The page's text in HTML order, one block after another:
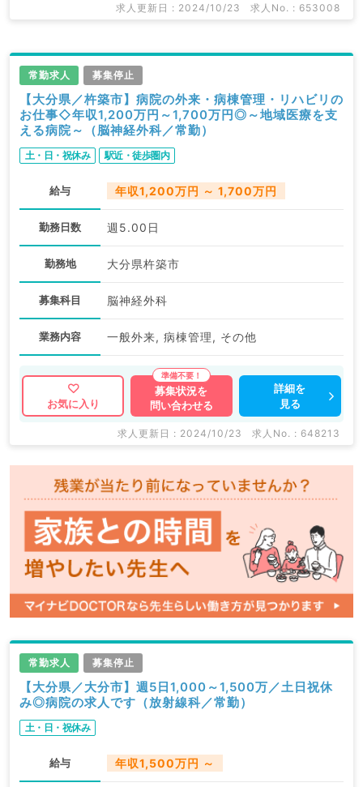
求人更新日 : 2024/10/23 求人No. : 653008
常勤求人 募集停止
【大分県／杵築市】病院の外来・病棟管理・リハビリの
お仕事◇年収1,200万円～1,700万円◎～地域医療を支
える病院～（脳神経外科／常勤）
土・日・祝休み 駅近・徒歩圏内
給与 年収1,200万円 ～ 1,700万円
勤務日数 週5.00日
勤務地 大分県杵築市
募集科目 脳神経外科
業務内容 一般外来, 病棟管理, その他
お気に入り
募集状況を
問い合わせる
詳細を
見る
求人更新日 : 2024/10/23 求人No. : 648213
常勤求人 募集停止
【大分県／大分市】週5日1,000～1,500万／土日祝休
み◎病院の求人です（放射線科／常勤）
土・日・祝休み
給与 年収1,500万円 ～